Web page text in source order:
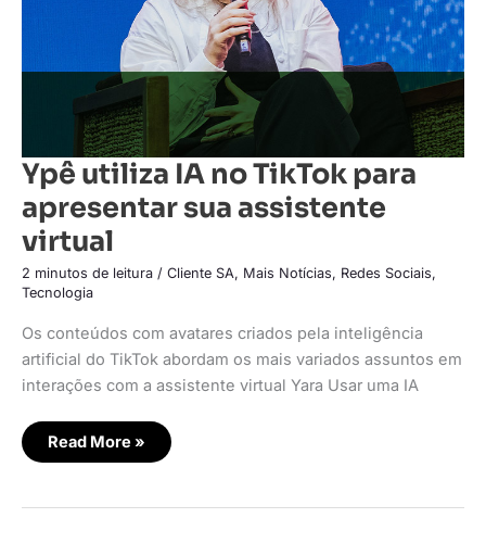
Ypê utiliza IA no TikTok para
apresentar sua assistente
virtual
2 minutos de leitura / Cliente SA, Mais Notícias, Redes Sociais,
Tecnologia
Os conteúdos com avatares criados pela inteligência
artificial do TikTok abordam os mais variados assuntos em
interações com a assistente virtual Yara Usar uma IA
Read More »